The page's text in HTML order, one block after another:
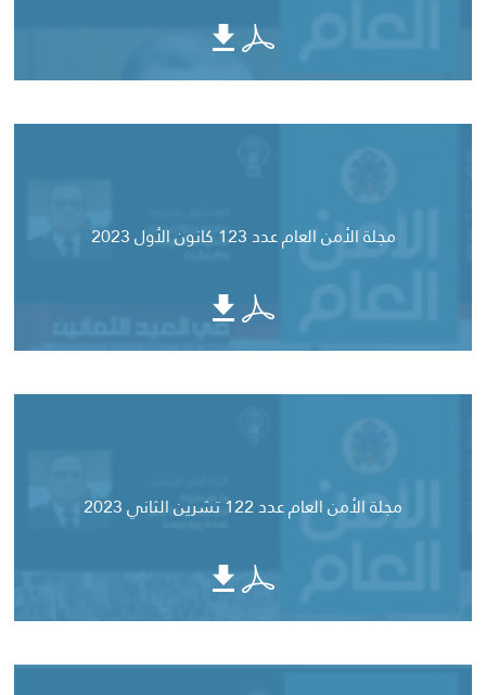
مجلة الأمن العام عدد 123 كانون الأول 2023
مجلة الأمن العام عدد 122 تشرين الثاني 2023